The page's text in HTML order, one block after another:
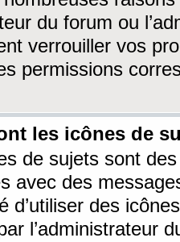
du forum ou
verrouiller vos
permissions
les icônes de
de sujets sont
avec des
d’utiliser des
l’administrateur